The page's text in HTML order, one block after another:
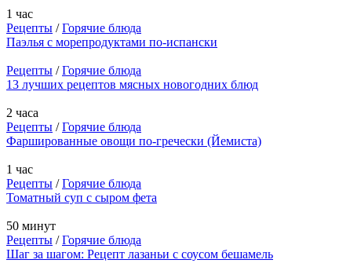
1 час
Рецепты /Горячие блюда
Паэлья с морепродуктами по-испански
Рецепты /Горячие блюда
13 лучших рецептов мясных новогодних блюд
2 часа
Рецепты /Горячие блюда
Фаршированные овощи по-гречески (Йемиста)
1 час
Рецепты /Горячие блюда
Томатный суп с сыром фета
50 минут
Рецепты /Горячие блюда
Шаг за шагом: Рецепт лазаньи с соусом бешамель